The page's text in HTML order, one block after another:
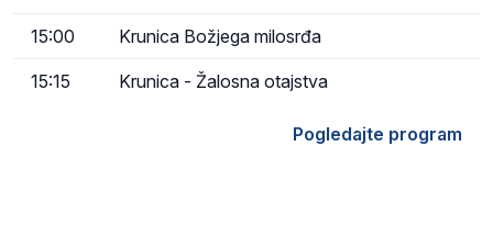
15:00 Krunica Božjega milosrđa
15:15 Krunica - Žalosna otajstva
Pogledajte program